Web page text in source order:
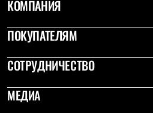
Футболки
Брюки
Термобелье
Среднее термобелье
Легкое термобелье
Куртки
КОМПАНИЯ
ПОКУПАТЕЛЯМ
СОТРУДНИЧЕСТВО
МЕДИА